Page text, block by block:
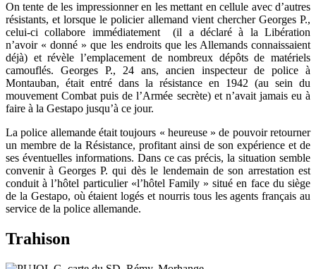
On tente de les impressionner en les mettant en cellule avec d’autres
résistants, et lorsque le policier allemand vient chercher Georges P.,
celui-ci collabore immédiatement (il a déclaré à la Libération
n’avoir « donné » que les endroits que les Allemands connaissaient
déjà) et révèle l’emplacement de nombreux dépôts de matériels
camouflés. Georges P., 24 ans, ancien inspecteur de police à
Montauban, était entré dans la résistance en 1942 (au sein du
mouvement Combat puis de l’Armée secrète) et n’avait jamais eu à
faire à la Gestapo jusqu’à ce jour.
La police allemande était toujours « heureuse » de pouvoir retourner
un membre de la Résistance, profitant ainsi de son expérience et de
ses éventuelles informations. Dans ce cas précis, la situation semble
convenir à Georges P. qui dès le lendemain de son arrestation est
conduit à l’hôtel particulier «l’hôtel Family » situé en face du siège
de la Gestapo, où étaient logés et nourris tous les agents français au
service de la police allemande.
Trahison